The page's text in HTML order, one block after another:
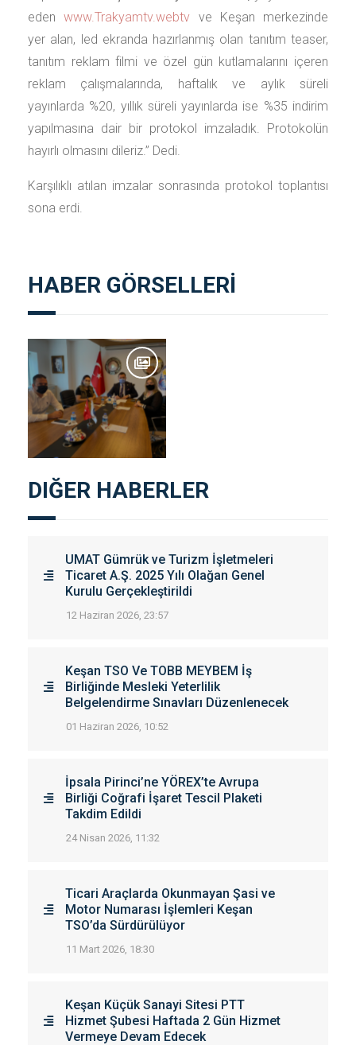
edenwww.Trakyamtv.webtv ve Keşan merkezinde
yer alan, led ekranda hazırlanmış olan tanıtım teaser,
tanıtım reklam filmi ve özel gün kutlamalarını içeren
reklam çalışmalarında, haftalık ve aylık süreli
yayınlarda %20, yıllık süreli yayınlarda ise %35 indirim
yapılmasına dair bir protokol imzaladık. Protokolün
hayırlı olmasını dileriz.’’ Dedi.
Karşılıklı atılan imzalar sonrasında protokol toplantısı
sona erdi.
HABER GÖRSELLERİ
DIĞER HABERLER
UMAT Gümrük ve Turizm İşletmeleri
Ticaret A.Ş. 2025 Yılı Olağan Genel
Kurulu Gerçekleştirildi
12 Haziran 2026, 23:57
Keşan TSO Ve TOBB MEYBEM İş
Birliğinde Mesleki Yeterlilik
Belgelendirme Sınavları Düzenlenecek
01 Haziran 2026, 10:52
İpsala Pirinci’ne YÖREX’te Avrupa
Birliği Coğrafi İşaret Tescil Plaketi
Takdim Edildi
24 Nisan 2026, 11:32
Ticari Araçlarda Okunmayan Şasi ve
Motor Numarası İşlemleri Keşan
TSO’da Sürdürülüyor
11 Mart 2026, 18:30
Keşan Küçük Sanayi Sitesi PTT
Hizmet Şubesi Haftada 2 Gün Hizmet
Vermeye Devam Edecek